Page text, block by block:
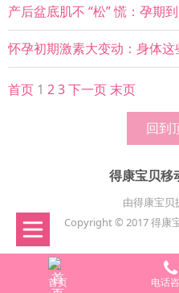
产后盆底肌不 “松” 慌：孕期
怀孕初期激素大变动：身体这
首页 1 23下一页末页
回到
首页 电话
得康宝贝移
由得康宝贝
Copyright © 2017 得康